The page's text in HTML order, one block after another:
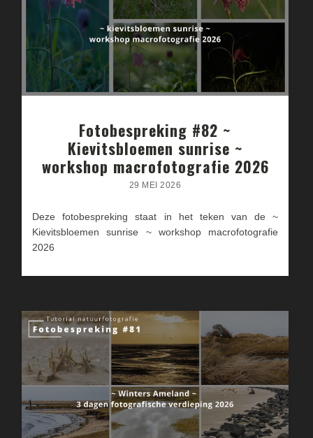
Fotobespreking #82 ~
Kievitsbloemen sunrise ~
workshop macrofotografie 2026
29 MEI 2026
Deze fotobespreking staat in het teken van de ~
Kievitsbloemen sunrise ~ workshop macrofotografie
2026